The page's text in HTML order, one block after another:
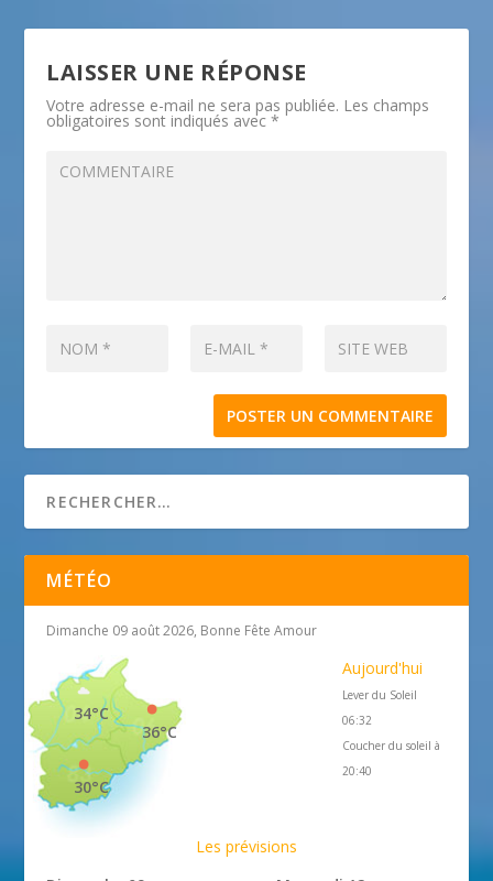
LAISSER UNE RÉPONSE
Votre adresse e-mail ne sera pas publiée. Les champs
obligatoires sont indiqués avec*
MÉTÉO
Dimanche 09 août 2026, Bonne Fête Amour
36°C
34°C
30°C
Aujourd'hui
Lever du Soleil
06:32
Coucher du soleil à
20:40
Les prévisions